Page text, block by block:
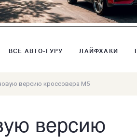
ВСЕ АВТО-ГУРУ ЛАЙФХАКИ
версию кроссовера M5
версию